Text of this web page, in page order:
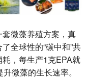
微藻养殖方案，真
全球性的“碳中和”共
，每生产1克EPA就
微藻的生长速率。